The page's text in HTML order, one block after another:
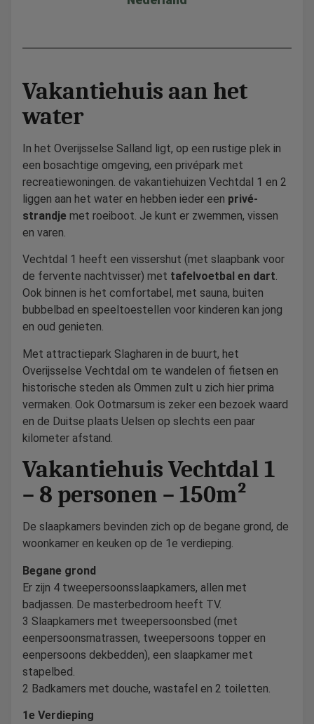
Vakantiehuis aan het
water
In het Overijsselse Salland ligt, op een rustige plek in
een bosachtige omgeving, een privépark met
recreatiewoningen. de vakantiehuizen Vechtdal 1 en 2
liggen aan het water en hebben ieder een privé-
strandje met roeiboot. Je kunt er zwemmen, vissen
en varen.
Vechtdal 1 heeft een vissershut (met slaapbank voor
de fervente nachtvisser) met tafelvoetbal en dart.
Ook binnen is het comfortabel, met sauna, buiten
bubbelbad en speeltoestellen voor kinderen kan jong
en oud genieten.
Met attractiepark Slagharen in de buurt, het
Overijsselse Vechtdal om te wandelen of fietsen en
historische steden als Ommen zult u zich hier prima
vermaken. Ook Ootmarsum is zeker een bezoek waard
en de Duitse plaats Uelsen op slechts een paar
kilometer afstand.
Vakantiehuis Vechtdal 1
– 8 personen – 150m²
De slaapkamers bevinden zich op de begane grond, de
woonkamer en keuken op de 1e verdieping.
Begane grond
Er zijn 4 tweepersoonsslaapkamers, allen met
badjassen. De masterbedroom heeft TV.
3 Slaapkamers met tweepersoonsbed (met
eenpersoonsmatrassen, tweepersoons topper en
eenpersoons dekbedden), een slaapkamer met
stapelbed.
2 Badkamers met douche, wastafel en 2 toiletten.
1e Verdieping